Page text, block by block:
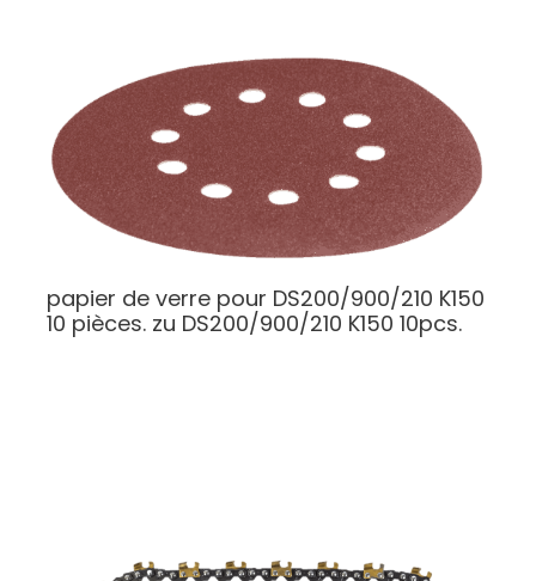
papier de verre pour DS200/900/210 K150
10 pièces. zu DS200/900/210 K150 10pcs.